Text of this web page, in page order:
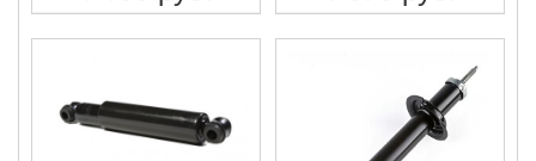
ПОДРОБНЕЕ ПОДРОБНЕЕ